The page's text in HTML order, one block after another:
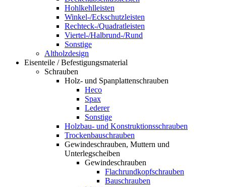
Hohlkehlleisten
Winkel-/Eckschutzleisten
Rechteck-/Quadratleisten
Viertel-/Halbrund-/Rund
Sonstige
Altholzdesign
Eisenteile / Befestigungsmaterial
Schrauben
Holz- und Spanplattenschrauben
Heco
Spax
Lederer
Sonstige
Holzbau- und Konstruktionsschrauben
Trockenbauschrauben
Gewindeschrauben, Muttern und
Unterlegscheiben
Gewindeschrauben
Flachrundkopfschrauben
Bauschrauben